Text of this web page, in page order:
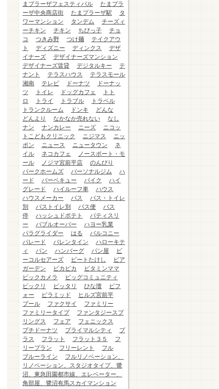
まプラーザフェスティバル
たまプラ
ーザ中央商店街
たまプラーザ駅
タ
ワーマンション
タンデム
チーズィ
ーチキン
チキン ちびっ子
チョ
コ
つきみ野 つけ麺
テイクアウ
ト
ディズニー ディンクス
デザ
イナーズ
デザイナーズマンション
デザイナーズ賃貸
デジタルキー
テ
ナント
テラスハウス
テラスモール
湘南
テレビ ドーナツ
ドーナッ
ツ
トイレ ドッグカフェ
トト
ロ
トライ トラブル
トラベル
トランクルーム
ドンキ
どんな
どんより
なかなか売れない
なし
ナン
ナンカレー ニーズ
ニコッ
トこどもクリニック
ニジマス
ニッ
ポン
ニュース ニュータウン
ネ
イル
ネコカフェ
ノースポート・モ
ール
ノジマ宮前平店
のんびり
パークホームズ
パーソナルジム
ハ
ード
バーベキュー バイク
ハイ
グレード
ハイルーフ車
ハウス
ハウスメーカー
バス
バス・トイレ
別
バストイレ別 バス便
バス
停
ハッシュドポテト
パティスリ
ー
バブルオーバー
ハヨー乳業
パラグライダー
はる
バルコニー
パレード
バレンタイン
ハローキテ
ィ
パン ハンバーグ パン屋
ビ
ーコルセアーズ
ビートたけし
ビア
ガーデン
ピカピカ
ビタミンママ
ビックカメラ
ビッグコミュニティ
ビックリ
ピッタリ ひな壇
ビフ
ォー
ピラミッド
ヒルズ宮前平
プール
ファクサイ
ファミリー
ファミリータイプ
ファンタジースプ
リングス
フェア
フェニックス
プチドーナツ
プライマルシティ
プ
ラス
フラット フラット３５
フ
リープラン
フリーレント
フル
ブルーライン
フルリノベーション、
リノベーション、スタジオタイプ、鷺
沼、東急田園都市線、エレベーター、
角部屋、鷺沼有馬スカイマンション